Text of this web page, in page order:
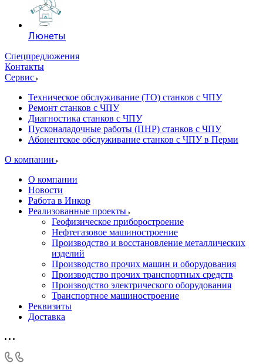
Люнеты
Спецпредложения
Контакты
Сервис
Техническое обслуживание (ТО) станков с ЧПУ
Ремонт станков с ЧПУ
Диагностика станков с ЧПУ
Пусконаладочные работы (ПНР) станков с ЧПУ
Абонентское обслуживание станков с ЧПУ в Перми
О компании
О компании
Новости
Работа в Инкор
Реализованные проекты
Геофизическое приборостроение
Нефтегазовое машиностроение
Производство и восстановление металлических
изделий
Производство прочих машин и оборудования
Производство прочих транспортных средств
Производство электрического оборудования
Транспортное машиностроение
Реквизиты
Доставка